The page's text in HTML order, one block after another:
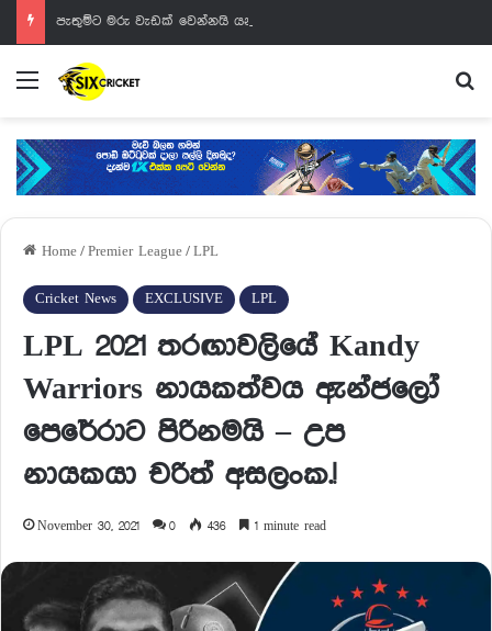
පැතුම්ට මරු වැඩක් වෙන්නයි යන්නේ
Menu
Home / Premier League / LPL
Cricket News EXCLUSIVE LPL
LPL 2021 තරඟාවලියේ Kandy
Warriors නායකත්වය ඇන්ජලෝ
පෙරේරාට පිරිනමයි – උප
නායකයා චරිත් අසලංක.!
November 30, 2021 0 436 1 minute read